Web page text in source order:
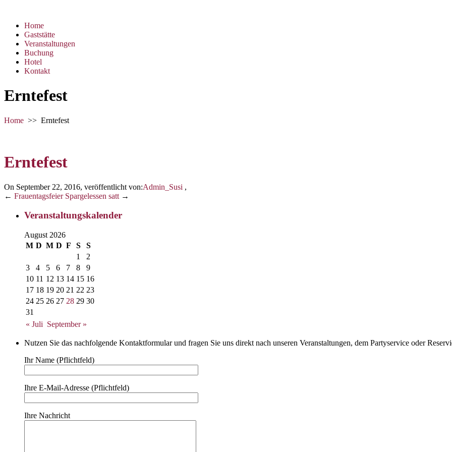
Home
Gaststätte
Veranstaltungen
Buchung
Hotel
Kontakt
Erntefest
Home >> Erntefest
Erntefest
On September 22, 2016, veröffentlicht von:Admin_Susi ,
← Frauentagsfeier Spargelessen satt →
Veranstaltungskalender
August 2026
M D M D F S
S
1
2
3
4 5 6 7 8
9
10 11 12 13 14 15 16
17 18 19 20 21 22 23
24 25 26 27 28 29 30
31
« Juli September »
Nutzen Sie das nachfolgende Kontaktformular und fragen Sie uns direkt nach unseren Veranstaltungen, dem Partyservice oder
Ihr Name (Pflichtfeld)
Ihre E-Mail-Adresse (Pflichtfeld)
Ihre Nachricht